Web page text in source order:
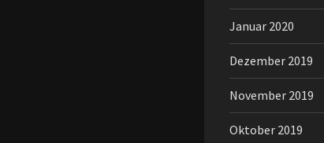
Januar 2020
Dezember 2019
November 2019
Oktober 2019